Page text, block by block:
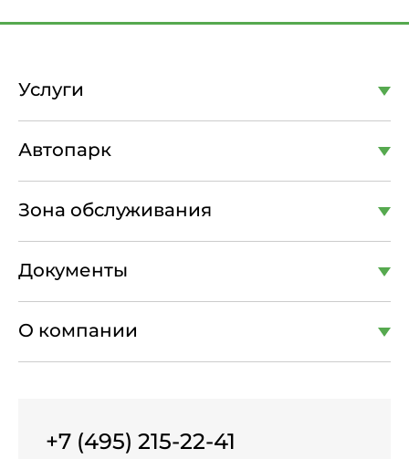
Услуги
Автопарк
Зона обслуживания
Документы
О компании
+7 (495) 215-22-41